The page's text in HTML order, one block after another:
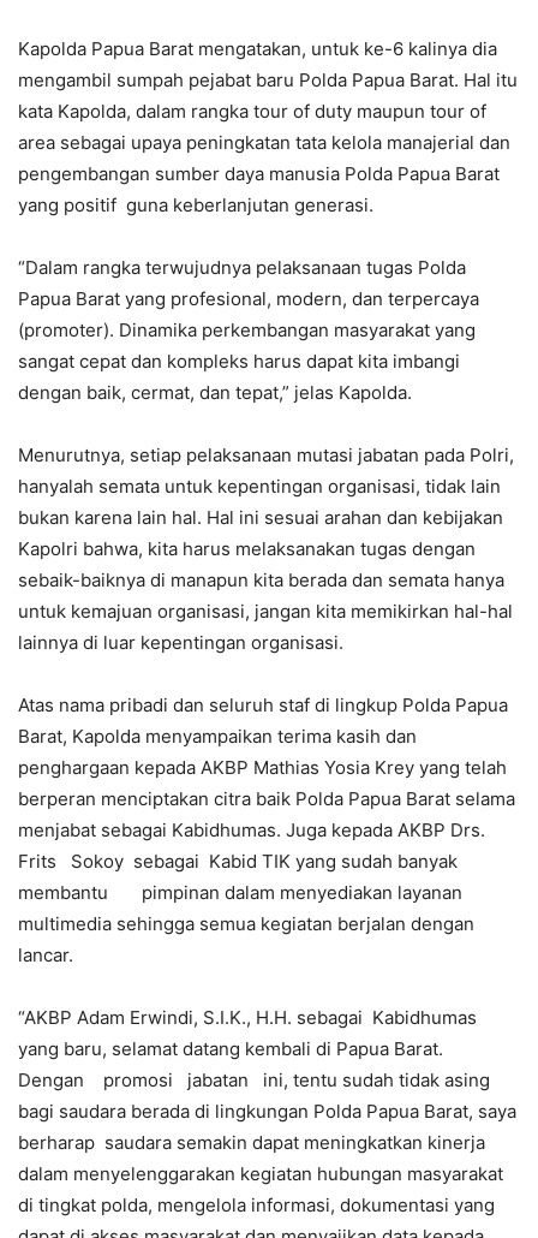
Kapolda Papua Barat mengatakan, untuk ke-6 kalinya dia
mengambil sumpah pejabat baru Polda Papua Barat. Hal itu
kata Kapolda, dalam rangka tour of duty maupun tour of
area sebagai upaya peningkatan tata kelola manajerial dan
pengembangan sumber daya manusia Polda Papua Barat
yang positif guna keberlanjutan generasi.
“Dalam rangka terwujudnya pelaksanaan tugas Polda
Papua Barat yang profesional, modern, dan terpercaya
(promoter). Dinamika perkembangan masyarakat yang
sangat cepat dan kompleks harus dapat kita imbangi
dengan baik, cermat, dan tepat,” jelas Kapolda.
Menurutnya, setiap pelaksanaan mutasi jabatan pada Polri,
hanyalah semata untuk kepentingan organisasi, tidak lain
bukan karena lain hal. Hal ini sesuai arahan dan kebijakan
Kapolri bahwa, kita harus melaksanakan tugas dengan
sebaik-baiknya di manapun kita berada dan semata hanya
untuk kemajuan organisasi, jangan kita memikirkan hal-hal
lainnya di luar kepentingan organisasi.
Atas nama pribadi dan seluruh staf di lingkup Polda Papua
Barat, Kapolda menyampaikan terima kasih dan
penghargaan kepada AKBP Mathias Yosia Krey yang telah
berperan menciptakan citra baik Polda Papua Barat selama
menjabat sebagai Kabidhumas. Juga kepada AKBP Drs.
Frits Sokoy sebagai Kabid TIK yang sudah banyak
membantu pimpinan dalam menyediakan layanan
multimedia sehingga semua kegiatan berjalan dengan
lancar.
“AKBP Adam Erwindi, S.I.K., H.H. sebagai Kabidhumas
yang baru, selamat datang kembali di Papua Barat.
Dengan promosi jabatan ini, tentu sudah tidak asing
bagi saudara berada di lingkungan Polda Papua Barat, saya
berharap saudara semakin dapat meningkatkan kinerja
dalam menyelenggarakan kegiatan hubungan masyarakat
di tingkat polda, mengelola informasi, dokumentasi yang